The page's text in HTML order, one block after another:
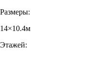
Размеры:
14×10.4м
Этажей: